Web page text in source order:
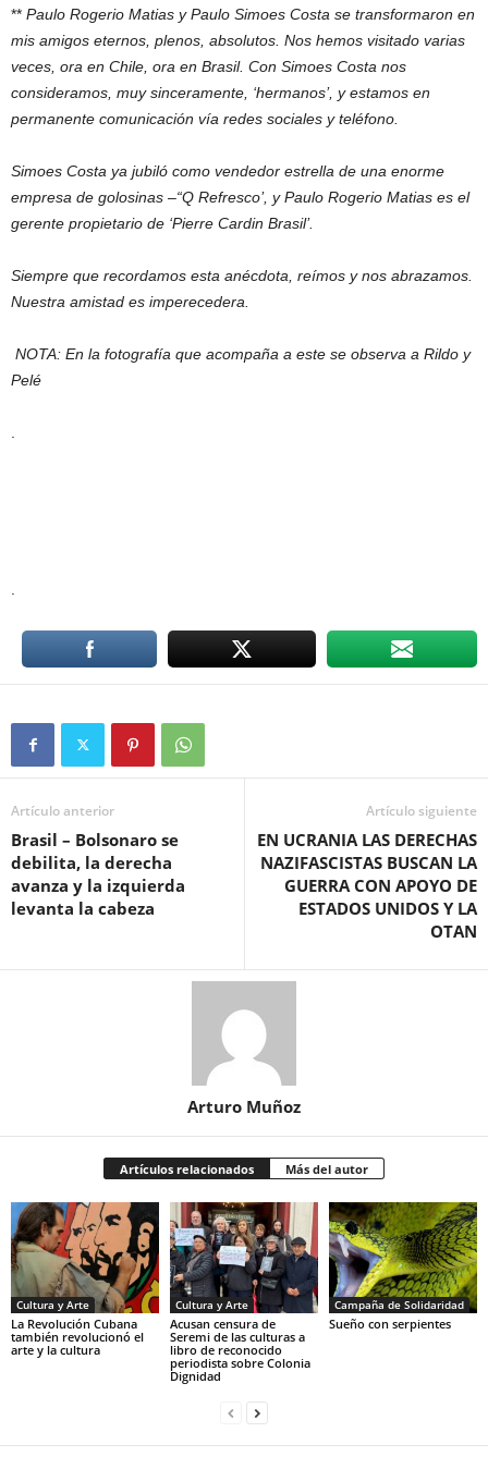
** Paulo Rogerio Matias y Paulo Simoes Costa se transformaron en
mis amigos eternos, plenos, absolutos. Nos hemos visitado varias
veces, ora en Chile, ora en Brasil. Con Simoes Costa nos
consideramos, muy sinceramente, ‘hermanos’, y estamos en
permanente comunicación vía redes sociales y teléfono.
Simoes Costa ya jubiló como vendedor estrella de una enorme
empresa de golosinas –“Q Refresco’, y Paulo Rogerio Matias es el
gerente propietario de ‘Pierre Cardin Brasil’.
Siempre que recordamos esta anécdota, reímos y nos abrazamos.
Nuestra amistad es imperecedera.
NOTA: En la fotografía que acompaña a este se observa a Rildo y
Pelé
Artículo anterior
Brasil – Bolsonaro se
debilita, la derecha
avanza y la izquierda
levanta la cabeza
Artículo siguiente
EN UCRANIA LAS DERECHAS
NAZIFASCISTAS BUSCAN LA
GUERRA CON APOYO DE
ESTADOS UNIDOS Y LA
OTAN
Arturo Muñoz
Artículos relacionados Más del autor
Cultura y Arte
La Revolución Cubana
también revolucionó el
arte y la cultura
Cultura y Arte
Acusan censura de
Seremi de las culturas a
libro de reconocido
periodista sobre Colonia
Dignidad
Campaña de Solidaridad
Sueño con serpientes